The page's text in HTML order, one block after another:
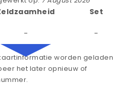
-
Set
-
worden geladen
het later opnieuw of